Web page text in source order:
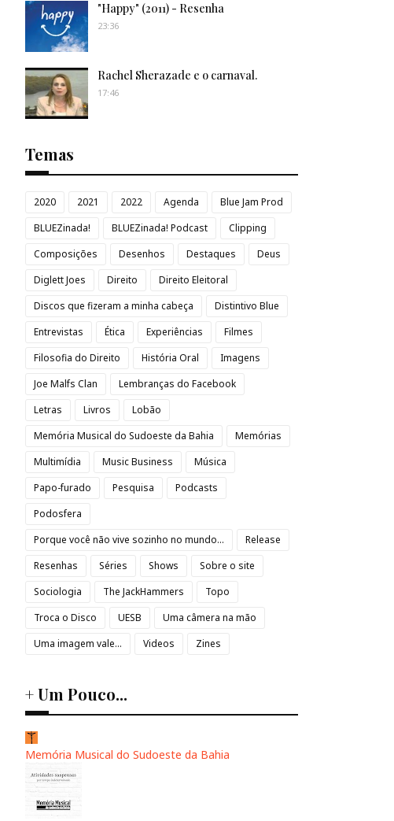
"Happy" (2011) - Resenha
23:36
Rachel Sherazade e o carnaval.
17:46
Temas
2020 2021 2022 Agenda
Blue Jam Prod
BLUEZinada!
BLUEZinada! Podcast
Clipping
Composições
Desenhos Destaques
Deus
Diglett Joes
Direito
Direito Eleitoral
Discos que fizeram a minha cabeça
Distintivo Blue
Entrevistas
Ética Experiências
Filmes
Filosofia do Direito
História Oral
Imagens
Joe Malfs Clan
Lembranças do Facebook
Letras
Livros
Lobão
Memória Musical do Sudoeste da Bahia
Memórias
Multimídia
Music Business
Música
Papo-furado
Pesquisa
Podcasts
Podosfera
Porque você não vive sozinho no mundo...
Release
Resenhas
Séries Shows
Sobre o site
Sociologia
The JackHammers
Topo
Troca o Disco
UESB
Uma câmera na mão
Uma imagem vale...
Videos Zines
+ Um Pouco...
Memória Musical do Sudoeste da Bahia